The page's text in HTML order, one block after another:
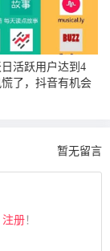
活跃用户达到4
了，抖音有机会
暂无留言
注册！